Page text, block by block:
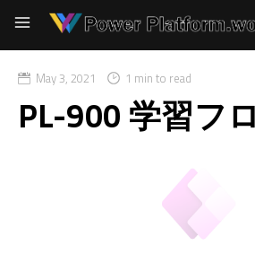
May 3, 2021 1 min to read
PL-900 学習フ